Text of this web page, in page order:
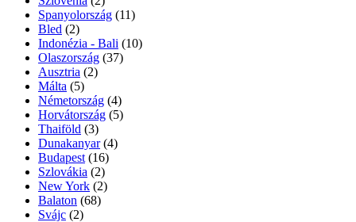
Spanyolország (11)
Bled (2)
Indonézia - Bali (10)
Olaszország (37)
Ausztria (2)
Málta (5)
Németország (4)
Horvátország (5)
Thaiföld (3)
Dunakanyar (4)
Budapest (16)
Szlovákia (2)
New York (2)
Balaton (68)
Svájc (2)